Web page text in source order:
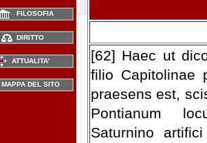
FILOSOFIA
DIRITTO
ATTUALITA'
MAPPA DEL SITO
[62] Haec ut
filio Capitolinae
praesens est,
Pontianum
Saturnino